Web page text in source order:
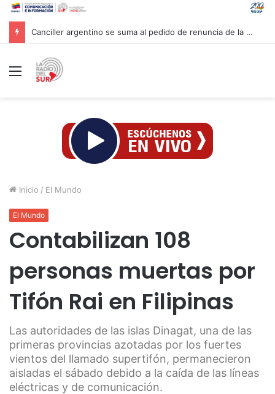
Canciller argentino se suma al pedido de renuncia de la vicepresidenta Villarruel
Menú
Inicio / El Mundo
El Mundo
Contabilizan 108
personas muertas por
Tifón Rai en Filipinas
Las autoridades de las islas Dinagat, una de las
primeras provincias azotadas por los fuertes
vientos del llamado supertifón, permanecieron
aisladas el sábado debido a la caída de las líneas
eléctricas y de comunicación.